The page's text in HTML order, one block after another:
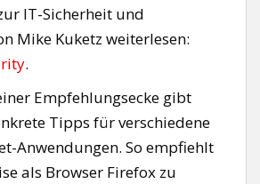
IT-Sicherheit und
Mike Kuketz weiterlesen:
.
Empfehlungsecke gibt
Tipps für verschiedene
Anwendungen. So empfiehlt
als Browser Firefox zu